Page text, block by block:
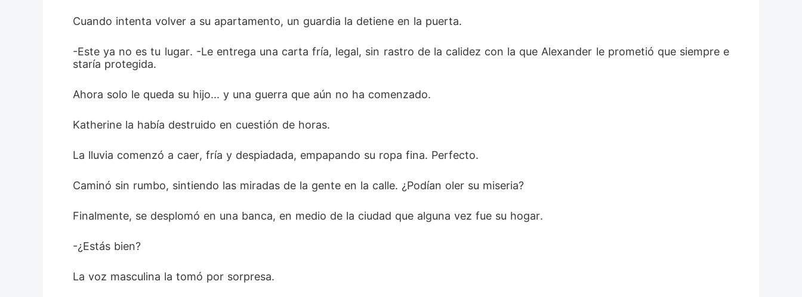
Cuando intenta volver a su apartamento, un guardia la detiene en la puerta.
-Este ya no es tu lugar. -Le entrega una carta fría, legal, sin rastro de la calidez con la que Alexander le prometió que siempre e
staría protegida.
Ahora solo le queda su hijo... y una guerra que aún no ha comenzado.
Katherine la había destruido en cuestión de horas.
La lluvia comenzó a caer, fría y despiadada, empapando su ropa fina. Perfecto.
Caminó sin rumbo, sintiendo las miradas de la gente en la calle. ¿Podían oler su miseria?
Finalmente, se desplomó en una banca, en medio de la ciudad que alguna vez fue su hogar.
-¿Estás bien?
La voz masculina la tomó por sorpresa.